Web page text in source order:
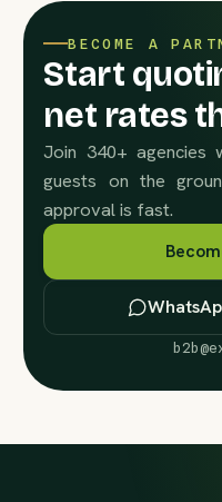
BECOME A
Start
net rates
Join 340+ agencies
guests on the
approval is fast.